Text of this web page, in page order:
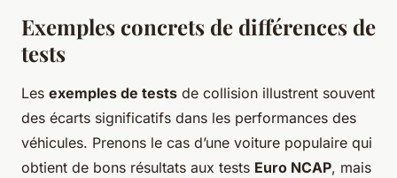
Exemples concrets de différences de
tests
Les exemples de tests de collision illustrent souvent
des écarts significatifs dans les performances des
véhicules. Prenons le cas d’une voiture populaire qui
obtient de bons résultats aux tests Euro NCAP, mais